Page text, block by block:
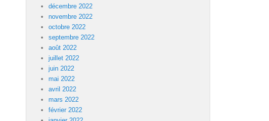
décembre 2022
novembre 2022
octobre 2022
septembre 2022
août 2022
juillet 2022
juin 2022
mai 2022
avril 2022
mars 2022
février 2022